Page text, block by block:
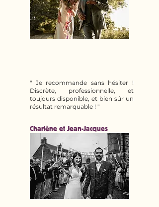
" Je recommande sans hésiter !
Discrète, professionnelle, et
toujours disponible, et bien sûr un
résultat remarquable ! "
Charlène et Jean-Jacques